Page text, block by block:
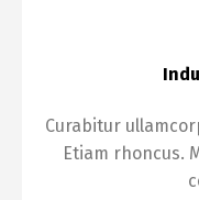
Curabitur
Etiam rhoncus.